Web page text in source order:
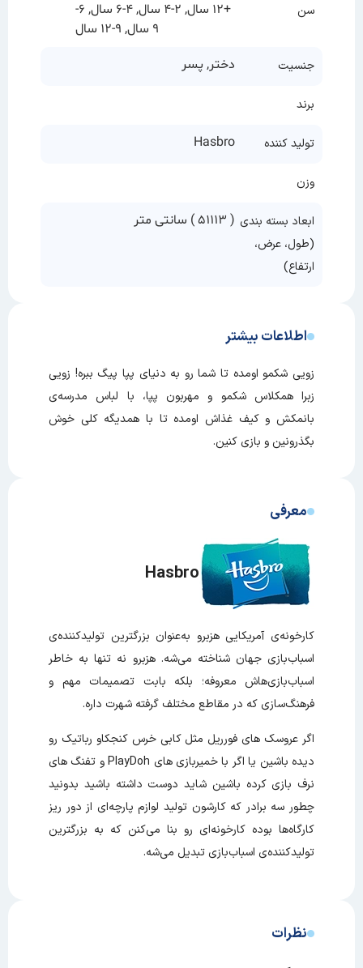
سن
+12 سال, 2-4 سال, 4-6 سال, 6-
9 سال, 9-12 سال
جنسیت دختر, پسر
برند
تولید کننده Hasbro
وزن
ابعاد بسته بندی
(طول، عرض،
ارتفاع)
( 13
115 ) سانتی متر
اطلاعات بیشتر
زویی شکمو اومده تا شما رو به دنیای پپا پیگ ببره! زویی
زبرا همکلاس شکمو و مهربون پپا، با لباس مدرسه‌ی
بانمکش و کیف غذاش اومده تا با همدیگه کلی خوش
بگذرونین و بازی کنین.
معرفی
Hasbro
کارخونه‌ی آمریکایی هزبرو به‌عنوان بزرگترین تولیدکننده‌ی
اسباب‌بازی جهان شناخته می‌شه. هزبرو نه تنها به خاطر
اسباب‌بازی‌هاش معروفه؛ بلکه بابت تصمیمات مهم و
فرهنگ‌سازی که در مقاطع مختلف گرفته شهرت داره.
اگر عروسک های فورریل مثل کابی خرس کنجکاو رباتیک رو
دیده باشین یا اگر با خمیربازی های PlayDoh و تفنگ های
نرف بازی کرده باشین شاید دوست داشته باشید بدونید
چطور سه برادر که کارشون تولید لوازم پارچه‌ای از دور ریز
کارگاه‌‌ها بوده کارخونه‌ای رو بنا می‌کنن که به بزرگترین
تولیدکننده‌ی اسباب‌بازی تبدیل می‌شه.
نظرات